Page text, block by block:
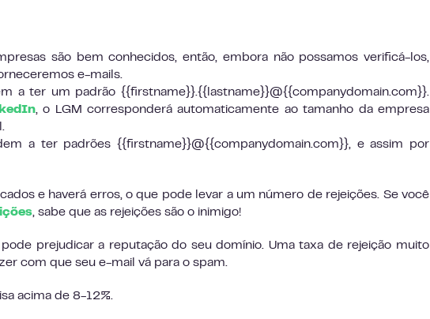
são bem conhecidos, então, embora não possamos verificá-los,
e-mails.
a ter um padrão {{firstname}}.{{lastname}}@{{companydomain.com}}.
, o LGM corresponderá automaticamente ao tamanho da empresa
a ter padrões {{firstname}}@{{companydomain.com}}, e assim por
e haverá erros, o que pode levar a um número de rejeições. Se você
, sabe que as rejeições são o inimigo!
prejudicar a reputação do seu domínio. Uma taxa de rejeição muito
com que seu e-mail vá para o spam.
acima de 8-12%.